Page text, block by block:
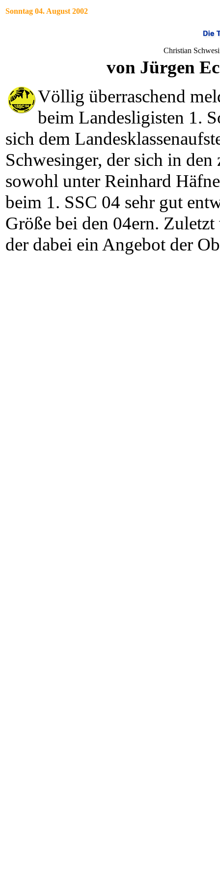
Sonntag 04. August 2002
Christian
von Jürgen
Völlig überraschend
beim Landesligisten 1.
sich dem
Schwesinger, der sich in
sowohl unter Reinhard
beim 1. SSC 04 sehr gut
Größe bei den 04ern.
der dabei ein Angebot der